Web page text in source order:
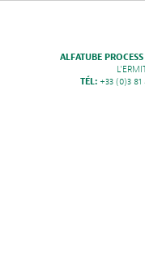
ALFATUBE PROCESS
TÉL: +33 (0)3 81